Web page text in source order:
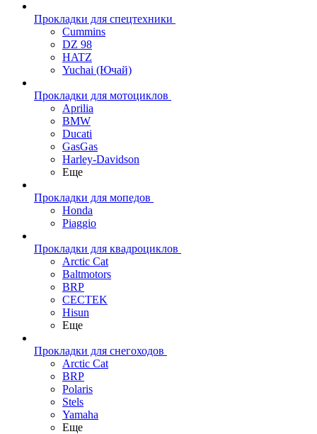
Прокладки для спецтехники
Cummins
DZ 98
HATZ
Yuchai (Ючай)
Прокладки для мотоциклов
Aprilia
BMW
Ducati
GasGas
Harley-Davidson
Еще
Прокладки для мопедов
Honda
Piaggio
Прокладки для квадроциклов
Arctic Cat
Baltmotors
BRP
CECTEK
Hisun
Еще
Прокладки для снегоходов
Arctic Cat
BRP
Polaris
Stels
Yamaha
Еще